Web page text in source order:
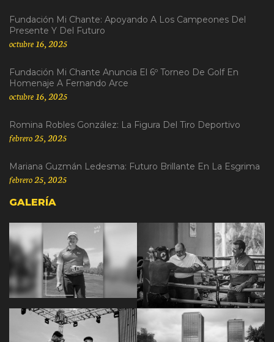
Fundación Mi Chante: Apoyando A Los Campeones Del
Presente Y Del Futuro
octubre 16, 2025
Fundación Mi Chante Anuncia El 6º Torneo De Golf En
Homenaje A Fernando Arce
octubre 16, 2025
Romina Robles González: La Figura Del Tiro Deportivo
febrero 25, 2025
Mariana Guzmán Ledesma: Futuro Brillante En La Esgrima
febrero 25, 2025
GALERÍA